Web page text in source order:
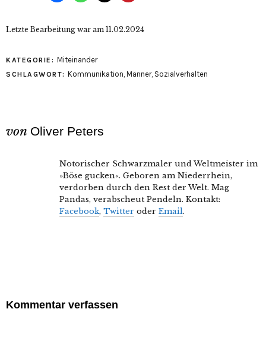
Letzte Bearbeitung war am 11.02.2024
KATEGORIE: Miteinander
SCHLAGWORT: Kommunikation Männer, Sozialverhalten
von Oliver Peters
Notorischer Schwarzmaler und Weltmeister im
»Böse gucken«. Geboren am Niederrhein,
verdorben durch den Rest der Welt. Mag
Pandas, verabscheut Pendeln. Kontakt:
Facebook, Twitter oder Email.
Kommentar verfassen